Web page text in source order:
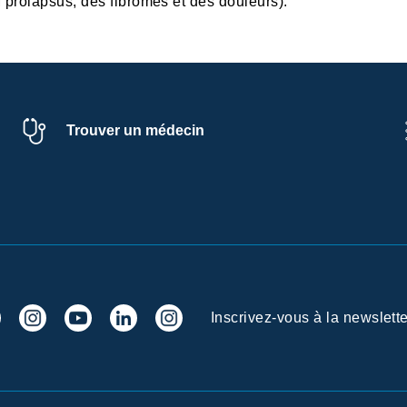
Trouver un médecin
Inscrivez-vous à la